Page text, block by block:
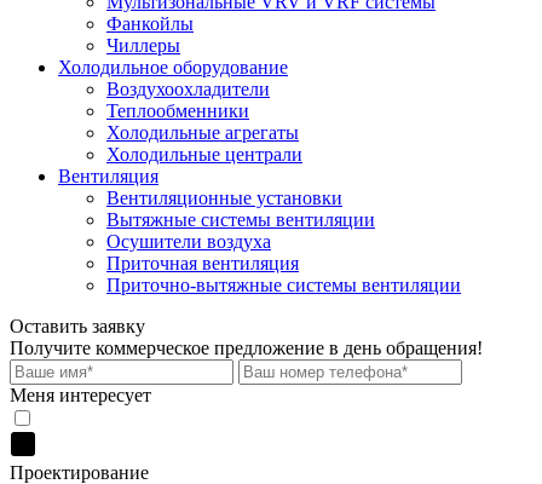
Фанкойлы
Чиллеры
Холодильное оборудование
Воздухоохладители
Теплообменники
Холодильные агрегаты
Холодильные централи
Вентиляция
Вентиляционные установки
Вытяжные системы вентиляции
Осушители воздуха
Приточная вентиляция
Приточно-вытяжные системы вентиляции
Оставить заявку
Получите коммерческое предложение в день обращения!
Меня интересует
Проектирование